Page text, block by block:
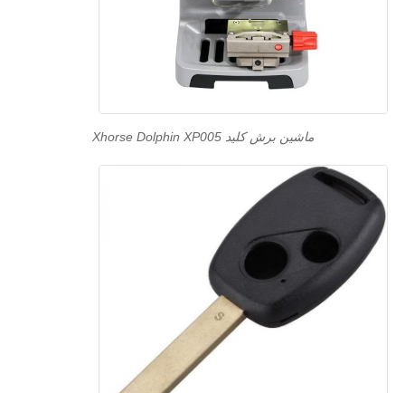
ماشین برش کلید Xhorse Dolphin XP005